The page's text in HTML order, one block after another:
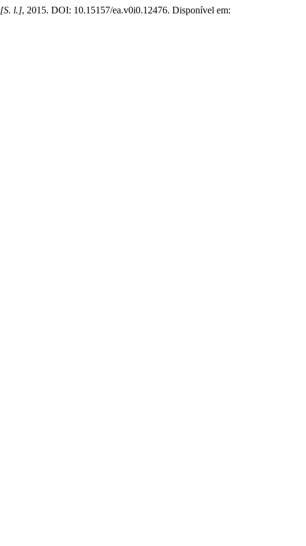
[S. l.], 2015. DOI: 10.15157/ea.v0i0.12476. Disponível em: